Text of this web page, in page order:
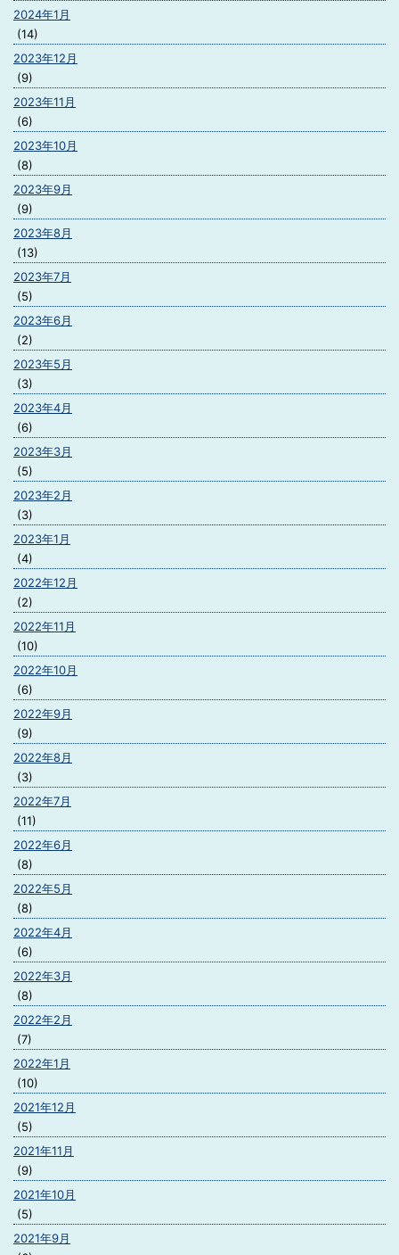
2024年1月
(14)
2023年12月
(9)
2023年11月
(6)
2023年10月
(8)
2023年9月
(9)
2023年8月
(13)
2023年7月
(5)
2023年6月
(2)
2023年5月
(3)
2023年4月
(6)
2023年3月
(5)
2023年2月
(3)
2023年1月
(4)
2022年12月
(2)
2022年11月
(10)
2022年10月
(6)
2022年9月
(9)
2022年8月
(3)
2022年7月
(11)
2022年6月
(8)
2022年5月
(8)
2022年4月
(6)
2022年3月
(8)
2022年2月
(7)
2022年1月
(10)
2021年12月
(5)
2021年11月
(9)
2021年10月
(5)
2021年9月